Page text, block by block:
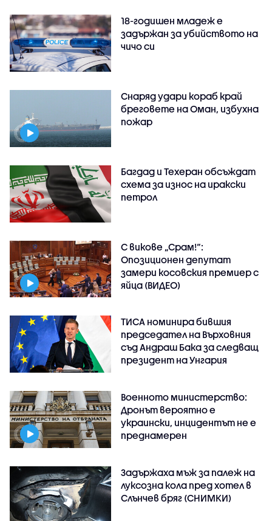
18-годишен младеж е
задържан за убийството на
чичо си
Снаряд удари кораб край
бреговете на Оман, избухна
пожар
Багдад и Техеран обсъждат
схема за износ на иракски
петрол
С викове „Срам!“:
Опозиционен депутат
замери косовския премиер с
яйца (ВИДЕО)
ТИСА номинира бившия
председател на Върховния
съд Андраш Бака за следващ
президент на Унгария
Военното министерство:
Дронът вероятно е
украински, инцидентът не е
преднамерен
Задържаха мъж за палеж на
луксозна кола пред хотел в
Слънчев бряг (СНИМКИ)